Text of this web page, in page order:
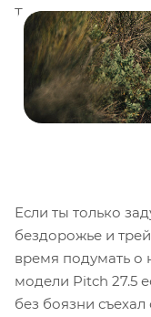
Ты всегда
своего стиля
Если ты только
бездорожье и
время подумать о
модели Pitch 27.5
без боязни